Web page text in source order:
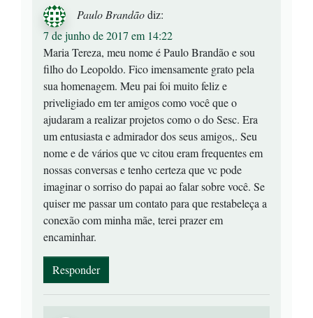
Paulo Brandãodiz:
7 de junho de 2017 em 14:22
Maria Tereza, meu nome é Paulo Brandão e sou
filho do Leopoldo. Fico imensamente grato pela
sua homenagem. Meu pai foi muito feliz e
priveligiado em ter amigos como você que o
ajudaram a realizar projetos como o do Sesc. Era
um entusiasta e admirador dos seus amigos,. Seu
nome e de vários que vc citou eram frequentes em
nossas conversas e tenho certeza que vc pode
imaginar o sorriso do papai ao falar sobre você. Se
quiser me passar um contato para que restabeleça a
conexão com minha mãe, terei prazer em
encaminhar.
Responder